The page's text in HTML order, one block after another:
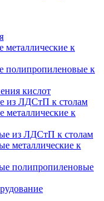
металлические к
полипропиленовые к
кислот
из ЛДСтП к столам
металлические к
из ЛДСтП к столам
металлические к
полипропиленовые